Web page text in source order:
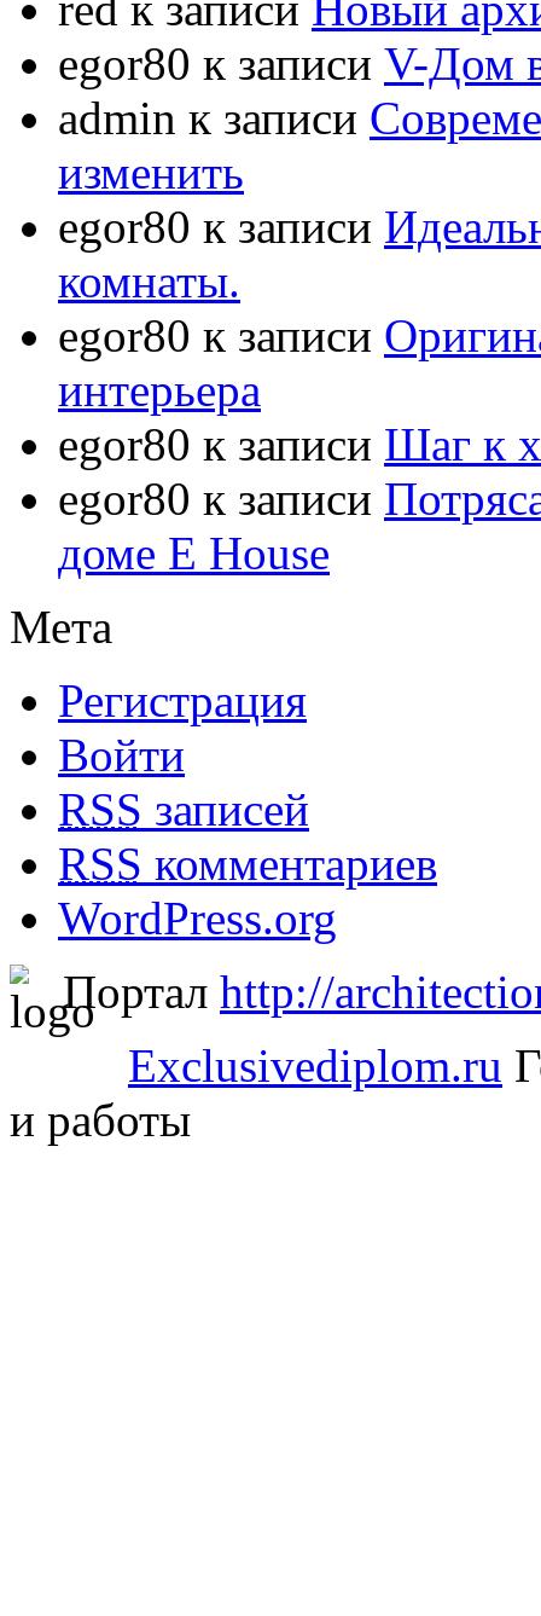
egor80 к записи V-Дом
admin к записи
изменить
egor80 к записи
комнаты.
egor80 к записи
интерьера
egor80 к записи Шаг к
egor80 к записи
доме E House
Мета
Регистрация
Войти
RSS записей
RSS комментариев
WordPress.org
Портал http://
Exclusivediplom.ru
и работы